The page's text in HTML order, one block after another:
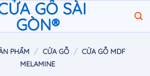
PHẨM / CỬA GỖ / CỬA GỖ MDF
MELAMINE